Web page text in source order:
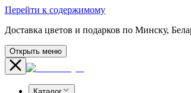
Перейти к содержимому
Доставка цветов и подарков по Минску,
Открыть меню